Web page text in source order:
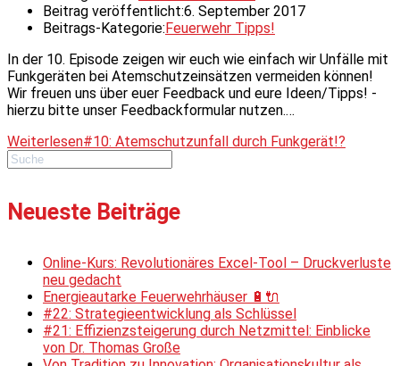
Beitrag veröffentlicht:6. September 2017
Beitrags-Kategorie: Feuerwehr Tipps!
In der 10. Episode zeigen wir euch wie einfach wir Unfälle mit
Funkgeräten bei Atemschutzeinsätzen vermeiden können!
Wir freuen uns über euer Feedback und eure Ideen/Tipps! -
hierzu bitte unser Feedbackformular nutzen.…
Weiterlesen#10: Atemschutzunfall durch Funkgerät!?
Neueste Beiträge
Online-Kurs: Revolutionäres Excel-Tool – Druckverluste
neu gedacht
Energieautarke Feuerwehrhäuser 🔋🔌
#22: Strategieentwicklung als Schlüssel
#21: Effizienzsteigerung durch Netzmittel: Einblicke
von Dr. Thomas Große